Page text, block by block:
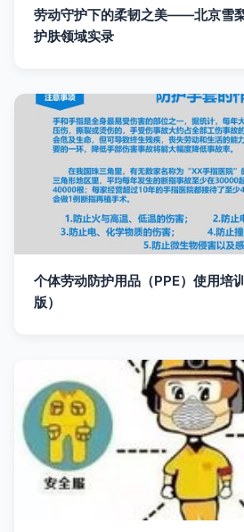
劳动守护下的柔韧之美——北京雪
护肤领域实录
个体劳动防护用品（PPE）使用培
版）